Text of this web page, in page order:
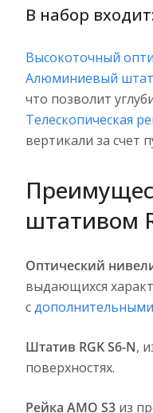
В набор входит:
Высокоточный
Алюминиевый
что позволит
Телескопическая
вертикали за счет
штативом
Оптический
выдающихся
сдополнительными
Штатив RGK S6-N,
поверхностях.
Рейка AMO S3 из